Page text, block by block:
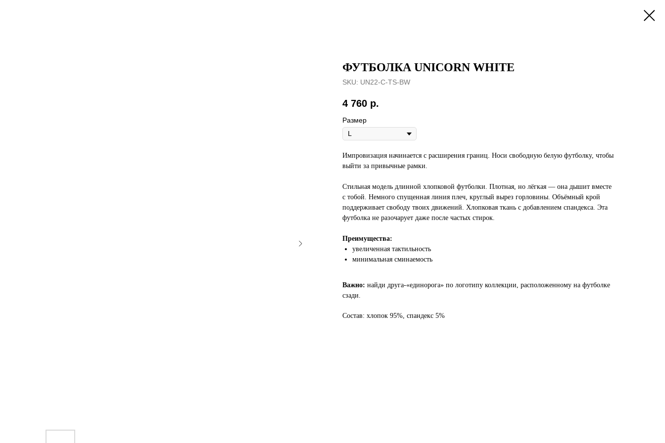
ФУТБОЛКА UNICORN WHITE
SKU: UN22-C-TS-BW
4 760 р.
Размер
Импровизация начинается с расширения границ. Носи свободную белую футболку, чтобы
выйти за привычные рамки.
Стильная модель длинной хлопковой футболки. Плотная, но лёгкая — она дышит вместе
с тобой. Немного спущенная линия плеч, круглый вырез горловины. Объёмный крой
поддерживает свободу твоих движений. Хлопковая ткань с добавлением спандекса. Эта
футболка не разочарует даже после частых стирок.
Преимущества:
увеличенная тактильность
минимальная сминаемость
Важно: найди друга-«единорога» по логотипу коллекции, расположенному на футболке
сзади.
Состав: хлопок 95%, спандекс 5%